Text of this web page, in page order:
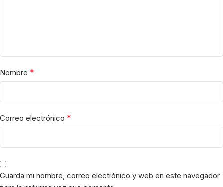
Nombre *
Correo electrónico *
Guarda mi nombre, correo electrónico y web en este navegador